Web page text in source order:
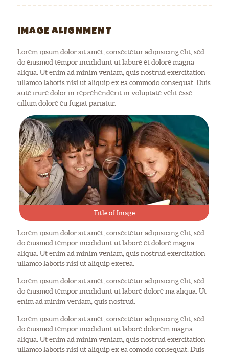
IMAGE ALIGNMENT
Lorem ipsum dolor sit amet, consectetur adipisicing elit, sed
do eiusmod tempor incididunt ut labore et dolore magna
aliqua. Ut enim ad minim veniam, quis nostrud exercitation
ullamco laboris nisi ut aliquip ex ea commodo consequat. Duis
aute irure dolor in reprehenderit in voluptate velit esse
cillum dolore eu fugiat pariatur.
Title of Image
Lorem ipsum dolor sit amet, consectetur adipisicing elit, sed
do eiusmod tempor incididunt ut labore et dolore magna
aliqua. Ut enim ad minim veniam, quis nostrud exercitation
ullamco laboris nisi ut aliquip exerea.
Lorem ipsum dolor sit amet, consectetur adipisicing elit, sed
do eiusmod tempor incididunt ut labore dolore ma aliqua. Ut
enim ad minim veniam, quis nostrud.
Lorem ipsum dolor sit amet, consectetur adipisicing elit, sed
do eiusmod tempor incididunt ut labore dolorem magna
aliqua. Ut enim ad minim veniam, quis nostrud exercitation
ullamco laboris nisi ut aliquip ex ea comodo consequat. Duis